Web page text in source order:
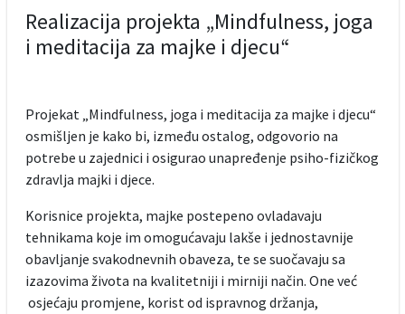
Realizacija projekta „Mindfulness, joga
i meditacija za majke i djecu“
Projekat „Mindfulness, joga i meditacija za majke i djecu“
osmišljen je kako bi, između ostalog, odgovorio na
potrebe u zajednici i osigurao unapređenje psiho-fizičkog
zdravlja majki i djece.
Korisnice projekta, majke postepeno ovladavaju
tehnikama koje im omogućavaju lakše i jednostavnije
obavljanje svakodnevnih obaveza, te se suočavaju sa
izazovima života na kvalitetniji i mirniji način. One već
osjećaju promjene, korist od ispravnog držanja,